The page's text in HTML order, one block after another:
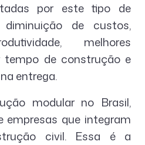
por este tipo de
de custos,
melhores
tempo de construção e
entrega.
modular no Brasil,
empresas que integram
civil. Essa é a